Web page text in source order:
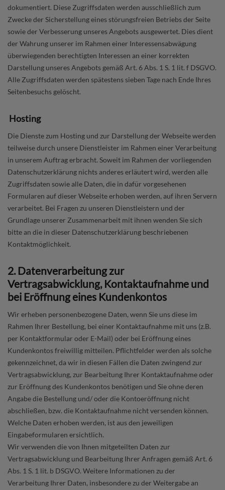
dokumentiert. Diese Zugriffsdaten werden ausschließlich zum
Zwecke der Sicherstellung eines störungsfreien Betriebs der Seite
sowie der Verbesserung unseres Angebots ausgewertet. Dies dient
der Wahrung unserer im Rahmen einer Interessensabwägung
überwiegenden berechtigten Interessen an einer korrekten
Darstellung unseres Angebots gemäß Art. 6 Abs. 1 S. 1 lit. f DSGVO.
Alle Zugriffsdaten werden spätestens sieben Tage nach Ende Ihres
Seitenbesuchs gelöscht.
Hosting
Die Dienste zum Hosting und zur Darstellung der Webseite werden
teilweise durch unsere Dienstleister im Rahmen einer Verarbeitung
in unserem Auftrag erbracht. Soweit im Rahmen der vorliegenden
Datenschutzerklärung nichts anderes erläutert wird, werden alle
Zugriffsdaten sowie alle Daten, die in dafür vorgesehenen
Formularen auf dieser Webseite erhoben werden, auf ihren Servern
verarbeitet. Bei Fragen zu unseren Dienstleistern und der
Grundlage unserer Zusammenarbeit mit ihnen wenden Sie sich
bitte an die in dieser Datenschutzerklärung beschriebenen
Kontaktmöglichkeit.
2. Datenverarbeitung zur
Vertragsabwicklung, Kontaktaufnahme und
bei Eröffnung eines Kundenkontos
Wir erheben personenbezogene Daten, wenn Sie uns diese im
Rahmen Ihrer Bestellung, bei einer Kontaktaufnahme mit uns (z.B.
per Kontaktformular oder E-Mail) oder bei Eröffnung eines
Kundenkontos freiwillig mitteilen. Pflichtfelder werden als solche
gekennzeichnet, da wir in diesen Fällen die Daten zwingend zur
Vertragsabwicklung, zur Bearbeitung Ihrer Kontaktaufnahme oder
zur Eröffnung des Kundenkontos benötigen und Sie ohne deren
Angabe die Bestellung und/ oder die Kontoeröffnung nicht
abschließen, bzw. die Kontaktaufnahme nicht versenden können.
Welche Daten erhoben werden, ist aus den jeweiligen
Eingabeformularen ersichtlich.
Wir verwenden die von Ihnen mitgeteilten Daten zur
Vertragsabwicklung und Bearbeitung Ihrer Anfragen gemäß Art. 6
Abs. 1 S. 1 lit. b DSGVO. Weitere Informationen zu der
Verarbeitung Ihrer Daten, insbesondere zu der Weitergabe an